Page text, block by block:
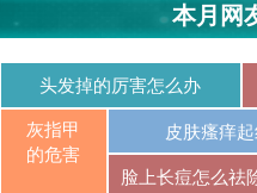
本月网
头发掉的厉害怎么办
灰指甲
的危害
皮肤瘙痒
脸上长痘怎么祛